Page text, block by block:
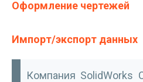
Оформление чертежей
Импорт/экспорт данных
Компания SolidWorks